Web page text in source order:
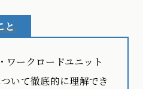
と
ークロードユニット
いて徹底的に理解でき